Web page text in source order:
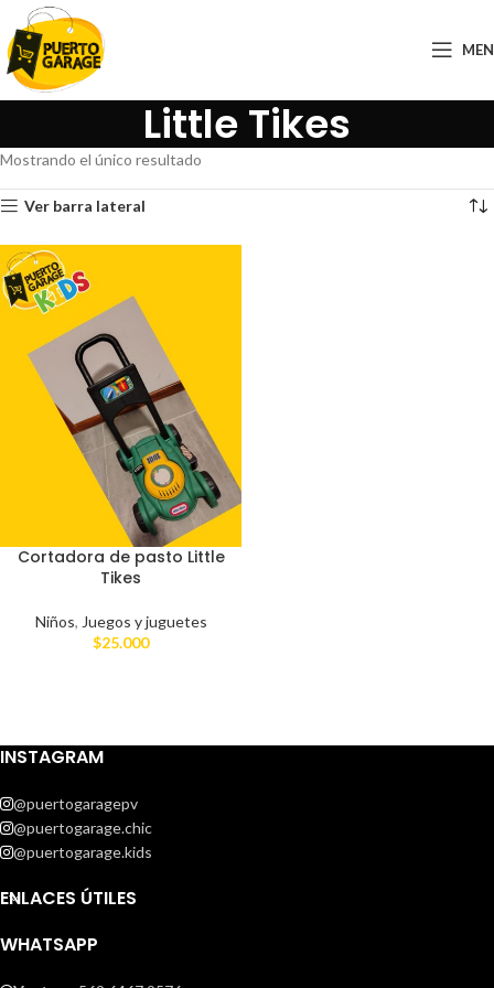
Little Tikes
Mostrando el único resultado
Ver barra lateral
Cortadora de pasto Little
Tikes
Niños, Juegos y juguetes
$25.000
INSTAGRAM
@puertogaragepv
@puertogarage.chic
@puertogarage.kids
ENLACES ÚTILES
WHATSAPP